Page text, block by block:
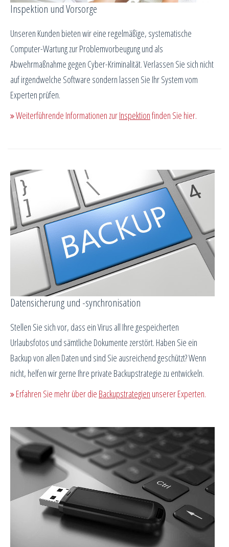
Inspektion und Vorsorge
Unseren Kunden bieten wir eine regelmäßige, systematische
Computer-Wartung zur Problemvorbeugung und als
Abwehrmaßnahme gegen Cyber-Kriminalität. Verlassen Sie sich nicht
auf irgendwelche Software sondern lassen Sie Ihr System vom
Experten prüfen.
Weiterführende Informationen zurInspektionfinden Sie hier.
Datensicherung und -synchronisation
Stellen Sie sich vor, dass ein Virus all Ihre gespeicherten
Urlaubsfotos und sämtliche Dokumente zerstört. Haben Sie ein
Backup von allen Daten und sind Sie ausreichend geschützt? Wenn
nicht, helfen wir gerne Ihre private Backupstrategie zu entwickeln.
Erfahren Sie mehr über die Backupstrategien unserer Experten.